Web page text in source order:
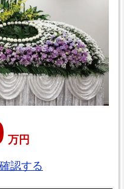
万円
認する